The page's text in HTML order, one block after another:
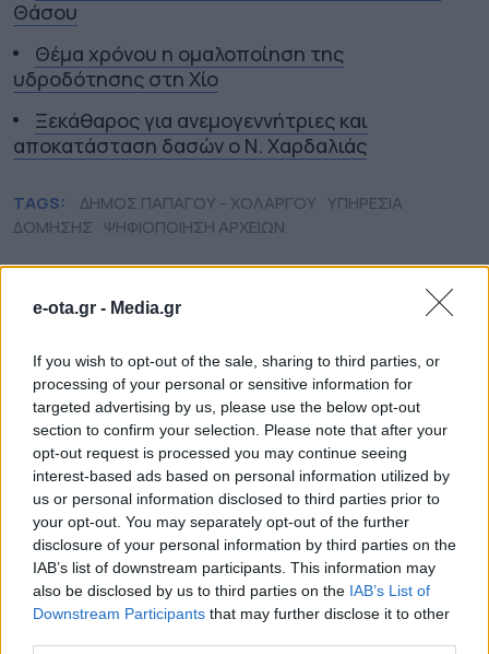
e-ota.gr - Media.gr
If you wish to opt-out of the sale, sharing to third parties, or
processing of your personal or sensitive information for
targeted advertising by us, please use the below opt-out
section to confirm your selection. Please note that after your
opt-out request is processed you may continue seeing
interest-based ads based on personal information utilized by
us or personal information disclosed to third parties prior to
your opt-out. You may separately opt-out of the further
disclosure of your personal information by third parties on the
IAB’s list of downstream participants. This information may
also be disclosed by us to third parties on the IAB’s List of
Downstream Participants that may further disclose it to other
Θάσου
Θέμα χρόνου η ομαλοποίηση της
υδροδότησης στη Χίο
Ξεκάθαρος για ανεμογεννήτριες και
αποκατάσταση δασών ο Ν. Χαρδαλιάς
TAGS: ΔΗΜΟΣ ΠΑΠΑΓΟΥ - ΧΟΛΑΡΓΟΥ ΥΠΗΡΕΣΙΑ
ΔΟΜΗΣΗΣ ΨΗΦΙΟΠΟΙΗΣΗ ΑΡΧΕΙΩΝ
ΔΗΜΟΙ